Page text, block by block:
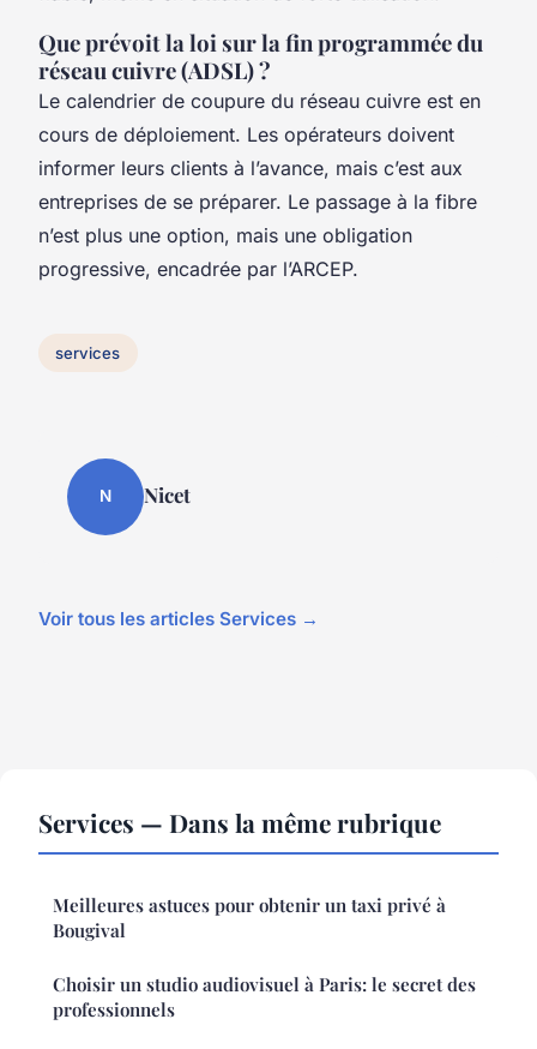
Que prévoit la loi sur la fin programmée du
réseau cuivre (ADSL) ?
Le calendrier de coupure du réseau cuivre est en
cours de déploiement. Les opérateurs doivent
informer leurs clients à l’avance, mais c’est aux
entreprises de se préparer. Le passage à la fibre
n’est plus une option, mais une obligation
progressive, encadrée par l’ARCEP.
services
N Nicet
Voir tous les articles Services →
Services — Dans la même rubrique
Meilleures astuces pour obtenir un taxi privé à
Bougival
Choisir un studio audiovisuel à Paris: le secret des
professionnels